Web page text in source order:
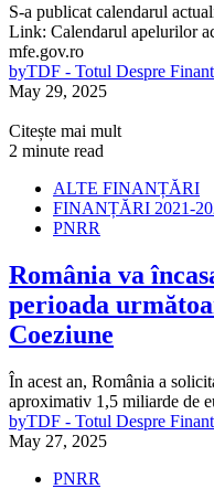
S-a publicat calendarul
Link: Calendarul apelurilor
mfe.gov.ro
byTDF - Totul Despre
May 29, 2025
Citește mai mult
2 minute read
ALTE FINANȚĂRI
FINANȚĂRI 2021-
PNRR
România va
perioada
Coeziune
În acest an, România a
aproximativ 1,5 miliarde de
byTDF - Totul Despre
May 27, 2025
PNRR